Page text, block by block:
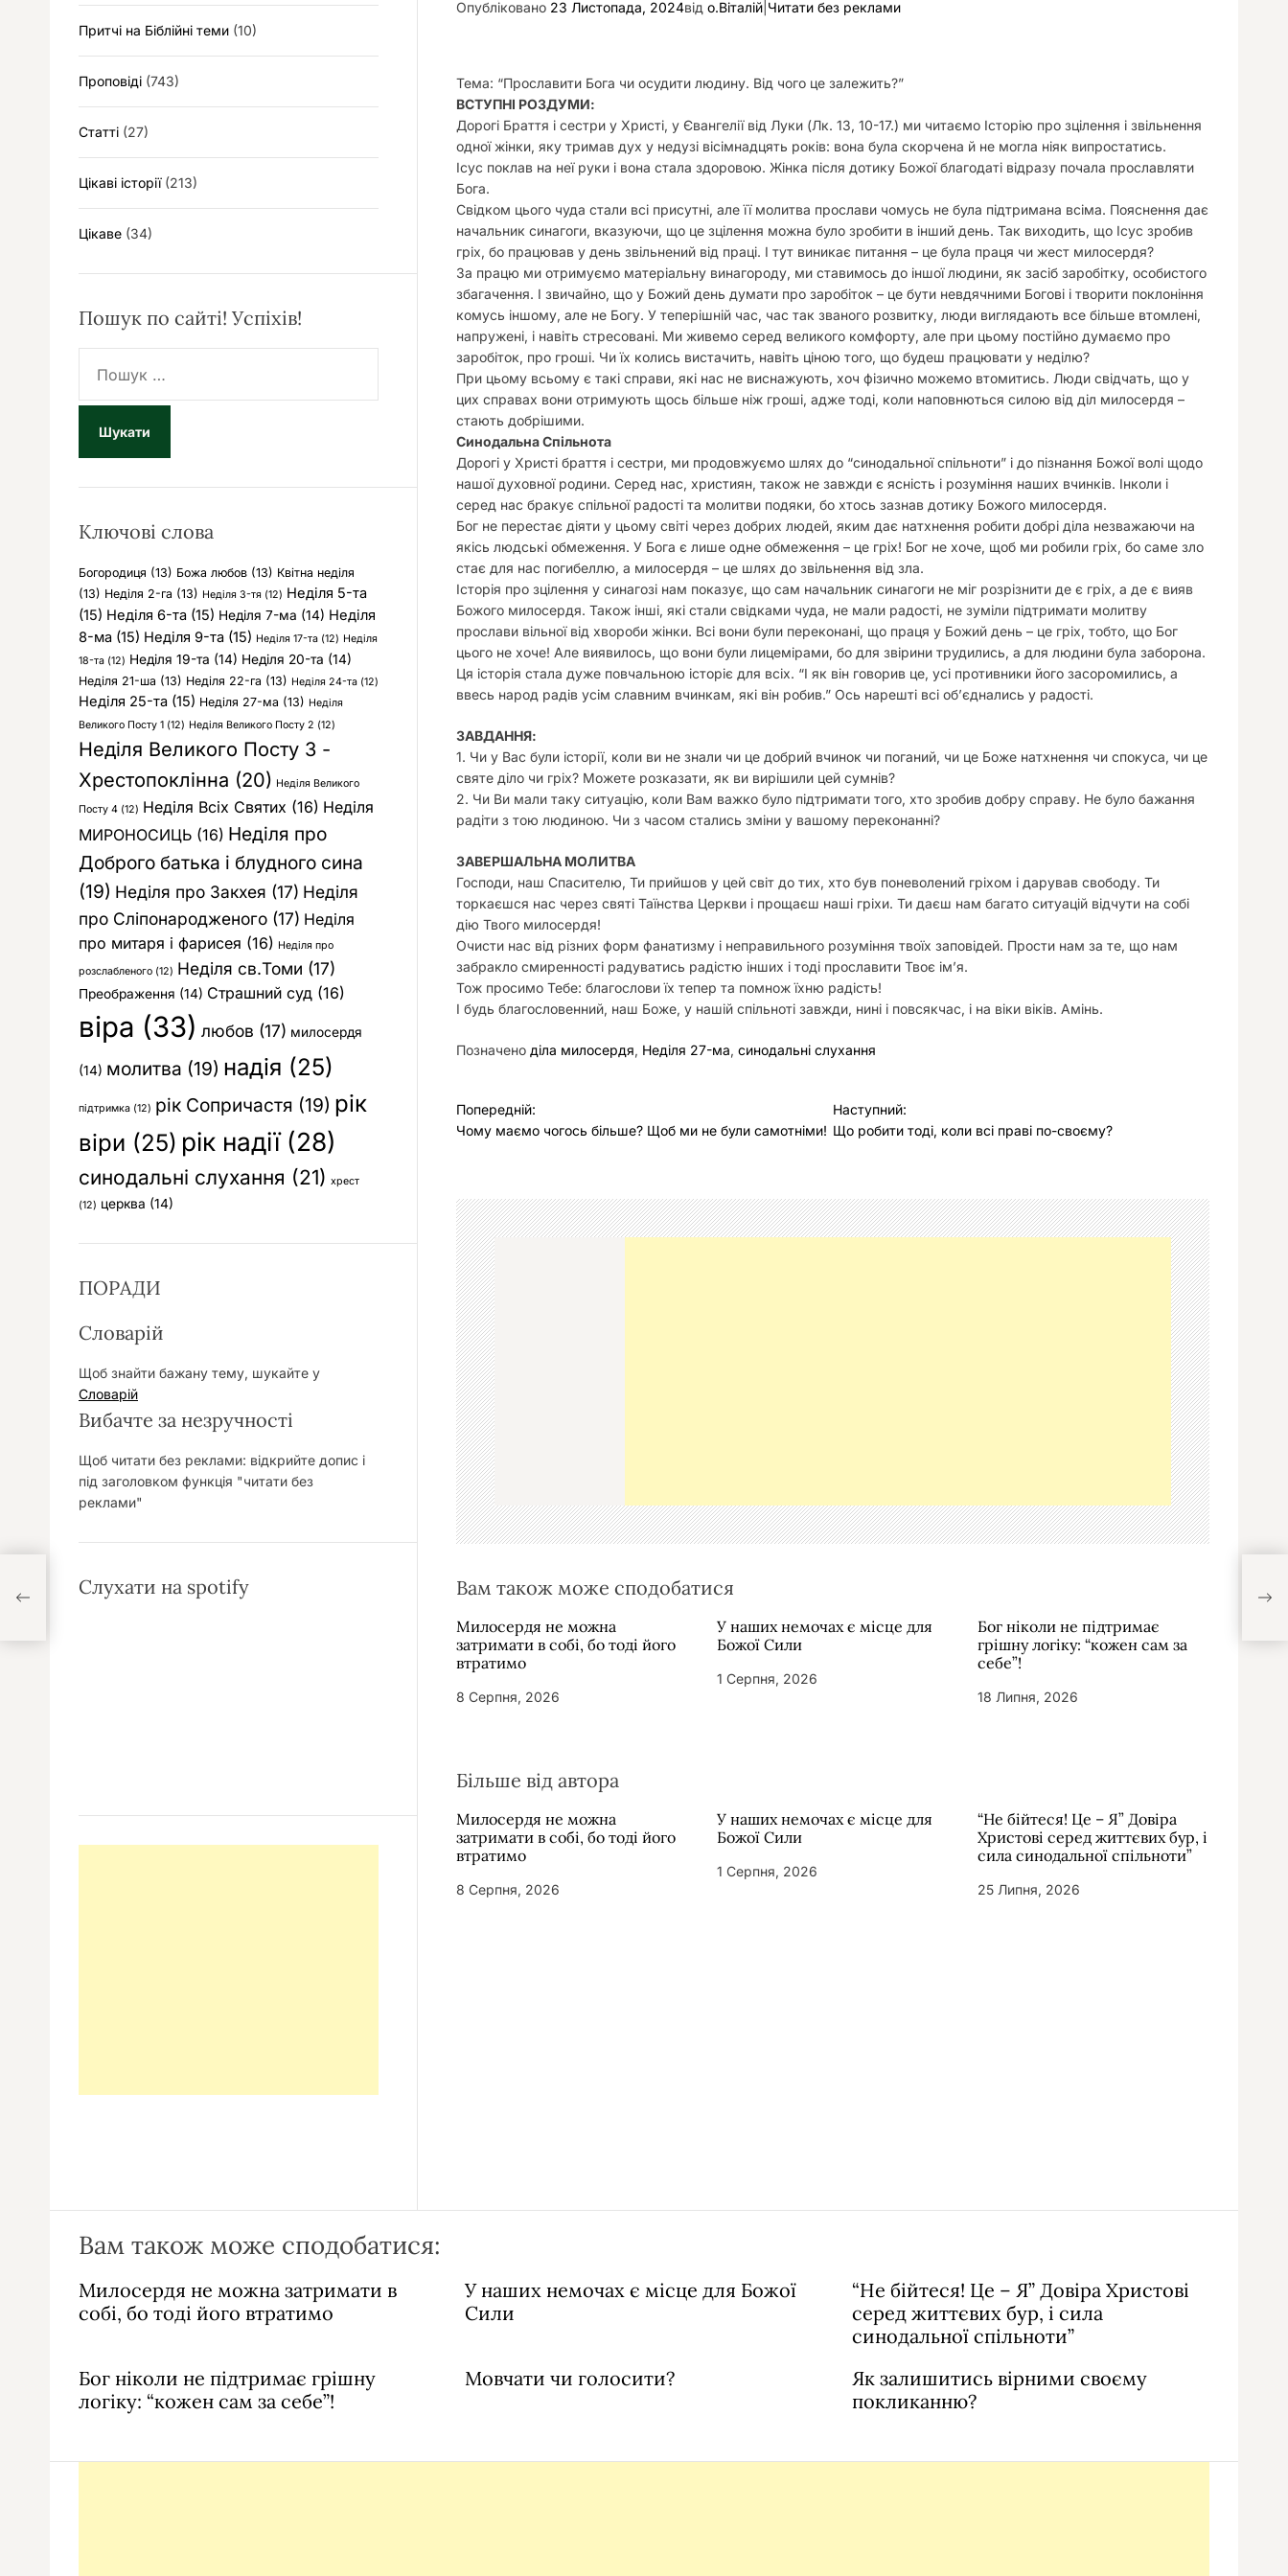
Опубліковано 23 Листопада, 2024від о.Віталій Читати без реклами
Тема: “Прославити Бога чи осудити людину. Від чого це залежить?”
ВСТУПНІ РОЗДУМИ:
Дорогі Браття і сестри у Христі, у Євангелії від Луки (Лк. 13, 10-17.) ми читаємо Історію про зцілення і звільнення
одної жінки, яку тримав дух у недузі вісімнадцять років: вона була скорчена й не могла ніяк випростатись.
Ісус поклав на неї руки і вона стала здоровою. Жінка після дотику Божої благодаті відразу почала прославляти
Бога.
Свідком цього чуда стали всі присутні, але її молитва прослави чомусь не була підтримана всіма. Пояснення дає
начальник синагоги, вказуючи, що це зцілення можна було зробити в інший день. Так виходить, що Ісус зробив
гріх, бо працював у день звільнений від праці. І тут виникає питання – це була праця чи жест милосердя?
За працю ми отримуємо матеріальну винагороду, ми ставимось до іншої людини, як засіб заробітку, особистого
збагачення. І звичайно, що у Божий день думати про заробіток – це бути невдячними Богові і творити поклоніння
комусь іншому, але не Богу. У теперішній час, час так званого розвитку, люди виглядають все більше втомлені,
напружені, і навіть стресовані. Ми живемо серед великого комфорту, але при цьому постійно думаємо про
заробіток, про гроші. Чи їх колись вистачить, навіть ціною того, що будеш працювати у неділю?
При цьому всьому є такі справи, які нас не виснажують, хоч фізично можемо втомитись. Люди свідчать, що у
цих справах вони отримують щось більше ніж гроші, адже тоді, коли наповнються силою від діл милосердя –
стають добрішими.
Синодальна Спільнота
Дорогі у Христі браття і сестри, ми продовжуємо шлях до “синодальної спільноти” і до пізнання Божої волі щодо
нашої духовної родини. Серед нас, християн, також не завжди є ясність і розуміння наших вчинків. Інколи і
серед нас бракує спільної радості та молитви подяки, бо хтось зазнав дотику Божого милосердя.
Бог не перестає діяти у цьому світі через добрих людей, яким дає натхнення робити добрі діла незважаючи на
якісь людські обмеження. У Бога є лише одне обмеження – це гріх! Бог не хоче, щоб ми робили гріх, бо саме зло
стає для нас погибеллю, а милосердя – це шлях до звільнення від зла.
Історія про зцілення у синагозі нам показує, що сам начальник синагоги не міг розрізнити де є гріх, а де є вияв
Божого милосердя. Також інші, які стали свідками чуда, не мали радості, не зуміли підтримати молитву
прослави вільної від хвороби жінки. Всі вони були переконані, що праця у Божий день – це гріх, тобто, що Бог
цього не хоче! Але виявилось, що вони були лицемірами, бо для звірини трудились, а для людини була заборона.
Ця історія стала дуже повчальною історіє для всіх. “І як він говорив це, усі противники його засоромились, а
ввесь народ радів усім славним вчинкам, які він робив.” Ось нарешті всі обʼєднались у радості.
ЗАВДАННЯ:
1. Чи у Вас були історії, коли ви не знали чи це добрий вчинок чи поганий, чи це Боже натхнення чи спокуса, чи це
святе діло чи гріх? Можете розказати, як ви вирішили цей сумнів?
2. Чи Ви мали таку ситуацію, коли Вам важко було підтримати того, хто зробив добру справу. Не було бажання
радіти з тою людиною. Чи з часом стались зміни у вашому переконанні?
ЗАВЕРШАЛЬНА МОЛИТВА
Господи, наш Спасителю, Ти прийшов у цей світ до тих, хто був поневолений гріхом і дарував свободу. Ти
торкаєшся нас через святі Таїнства Церкви і прощаєш наші гріхи. Ти даєш нам багато ситуацій відчути на собі
дію Твого милосердя!
Очисти нас від різних форм фанатизму і неправильного розуміння твоїх заповідей. Прости нам за те, що нам
забракло смиренності радуватись радістю інших і тоді прославити Твоє імʼя.
Тож просимо Тебе: благослови їх тепер та помнож їхню радість!
І будь благословенний, наш Боже, у нашій спільноті завжди, нині і повсякчас, і на віки віків. Амінь.
Позначено діла милосердя, Неділя 27-ма, синодальні слухання
Н
і
г
а
ц
і
я
з
а
п
и
с
в
Попередній:
Чому маємо чогось більше? Щоб ми не були самотніми!
Наступний:
Що робити тоді, коли всі праві по-своєму?
Вам також може сподобатися
Милосердя не можна
затримати в собі, бо тоді його
втратимо
8 Серпня, 2026
У наших немочах є місце для
Божої Сили
1 Серпня, 2026
Бог ніколи не підтримає
грішну логіку: “кожен сам за
себе”!
18 Липня, 2026
Більше від автора
Милосердя не можна
затримати в собі, бо тоді його
втратимо
8 Серпня, 2026
У наших немочах є місце для
Божої Сили
1 Серпня, 2026
“Не бійтеся! Це – Я” Довіра
Христові серед життєвих бур, і
сила синодальної спільноти”
25 Липня, 2026
Притчі на Біблійні теми (10)
Проповіді (743)
Статті (27)
Цікаві історії(213)
Цікаве (34)
Пошук по сайті! Успіхів!
ш
к
Ключові слова
Богородиця (13) Божа любов (13) Квітна неділя
(13) Неділя 2-га (13) Неділя 3-тя (12) Неділя 5-та
(15) Неділя 6-та (15) Неділя 7-ма (14) Неділя
8-ма (15) Неділя 9-та (15) Неділя 17-та (12) Неділя
18-та (12) Неділя 19-та (14) Неділя 20-та (14)
Неділя 21-ша (13) Неділя 22-га (13) Неділя 24-та (12)
Неділя 25-та (15) Неділя 27-ма (13) Неділя
Великого Посту 1 (12) Неділя Великого Посту 2 (12)
Неділя Великого Посту 3 -
Хрестопоклінна (20) Неділя Великого
Посту 4 (12) Неділя Всіх Святих (16) Неділя
МИРОНОСИЦЬ (16) Неділя про
Доброго батька і блудного сина
(19) Неділя про Закхея (17) Неділя
про Сліпонародженого (17) Неділя
про митаря і фарисея (16) Неділя про
розслабленого (12) Неділя св.Томи (17)
Преображення (14) Страшний суд (16)
віра (33) любов (17) милосердя
(14) молитва (19) надія (25)
підтримка (12) рік Сопричастя (19) рік
віри (25) рік надії(28)
синодальні слухання (21) хрест
(12) церква (14)
ПОРАДИ
Словарій
Щоб знайти бажану тему, шукайте у
Словарій
Вибачте за незручності
Щоб читати без реклами: відкрийте допис і
під заголовком функція "читати без
реклами"
Слухати на spotify
Вам також може сподобатися:
Милосердя не можна затримати в
собі, бо тоді його втратимо
У наших немочах є місце для Божої
Сили
“Не бійтеся! Це – Я” Довіра Христові
серед життєвих бур, і сила
синодальної спільноти”
Бог ніколи не підтримає грішну
логіку: “кожен сам за себе”!
Мовчати чи голосити?
Як залишитись вірними своєму
покликанню?